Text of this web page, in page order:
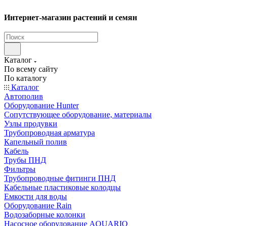
Интернет-магазин растений и семян
Каталог
По всему сайту
По каталогу
Каталог
Автополив
Оборудование Hunter
Сопутствующее оборудование, материалы
Узлы продувки
Трубопроводная арматура
Капельный полив
Кабель
Трубы ПНД
Фильтры
Трубопроводные фитинги ПНД
Кабельные пластиковые колодцы
Емкости для воды
Оборудование Rain
Водозаборные колонки
Насосное оборудование AQUARIO